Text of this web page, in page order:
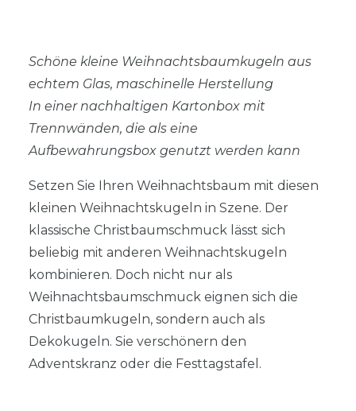
Schöne kleine Weihnachtsbaumkugeln aus
echtem Glas, maschinelle Herstellung
In einer nachhaltigen Kartonbox mit
Trennwänden, die als eine
Aufbewahrungsbox genutzt werden kann
Setzen Sie Ihren Weihnachtsbaum mit diesen
kleinen Weihnachtskugeln in Szene. Der
klassische Christbaumschmuck lässt sich
beliebig mit anderen Weihnachtskugeln
kombinieren. Doch nicht nur als
Weihnachtsbaumschmuck eignen sich die
Christbaumkugeln, sondern auch als
Dekokugeln. Sie verschönern den
Adventskranz oder die Festtagstafel.